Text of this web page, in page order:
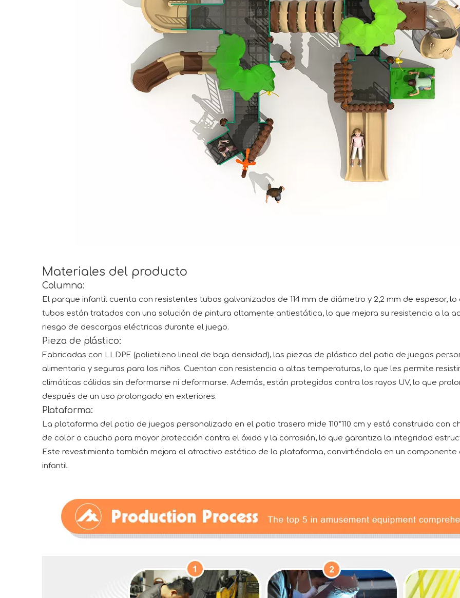
Materiales del producto
Columna:
El parque infantil cuenta con resistentes tubos galvanizados de 114 mm de diámetro y 2,2 mm de espesor,
tubos están tratados con una solución de pintura altamente antiestática, lo que mejora su resistencia a la
riesgo de descargas eléctricas durante el juego.
Pieza de plástico:
Fabricadas con LLDPE (polietileno lineal de baja densidad), las piezas de plástico del patio de juegos
alimentario y seguras para los niños. Cuentan con resistencia a altas temperaturas, lo que les permite
climáticas cálidas sin deformarse ni deformarse. Además, están protegidos contra los rayos UV, lo que
después de un uso prolongado en exteriores.
Plataforma:
La plataforma del patio de juegos personalizado en el patio trasero mide 110*110 cm y está construida con
de color o caucho para mayor protección contra el óxido y la corrosión, lo que garantiza la integridad
Este revestimiento también mejora el atractivo estético de la plataforma, convirtiéndola en un
infantil.